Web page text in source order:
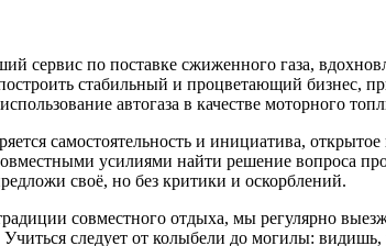
сервис по поставке сжиженного газа,
стабильный и процветающий бизнес,
автогаза в качестве моторного
самостоятельность и инициатива,
усилиями найти решение вопроса
своё, но без критики и оскорблений.
совместного отдыха, мы регулярно
следует от колыбели до могилы: